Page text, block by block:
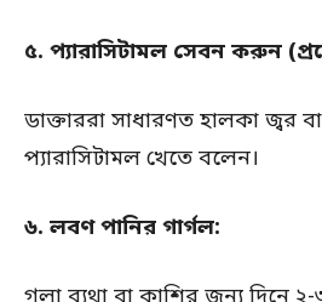
৫. প্যারাসিটামল সেবন করুন
ডাক্তাররা সাধারণত হালকা জ্বর
প্যারাসিটামল খেতে বলেন।
৬. লবণ পানির গার্গল: